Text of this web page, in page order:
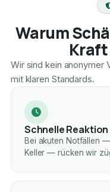
Warum
Kraft
Wir sind kein anonymer
mit klaren Standards.
Schnelle Reaktion
Bei akuten Notfällen
Keller — rücken wir